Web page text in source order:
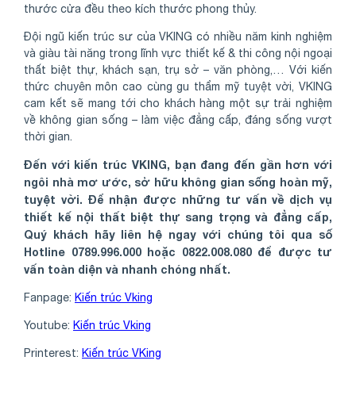
thước cửa đều theo kích thước phong thủy.
Đội ngũ kiến trúc sư của VKING có nhiều năm kinh nghiệm
và giàu tài năng trong lĩnh vực thiết kế & thi công nội ngoại
thất biệt thự, khách sạn, trụ sở – văn phòng,… Với kiến
thức chuyên môn cao cùng gu thẩm mỹ tuyệt vời, VKING
cam kết sẽ mang tới cho khách hàng một sự trải nghiệm
về không gian sống – làm việc đẳng cấp, đáng sống vượt
thời gian.
Đến với kiến trúc VKING, bạn đang đến gần hơn với
ngôi nhà mơ ước, sở hữu không gian sống hoàn mỹ,
tuyệt vời. Để nhận được những tư vấn về dịch vụ
thiết kế nội thất biệt thự sang trọng và đẳng cấp,
Quý khách hãy liên hệ ngay với chúng tôi qua số
Hotline 0789.996.000 hoặc 0822.008.080 để được tư
vấn toàn diện và nhanh chóng nhất.
Fanpage: Kiến trúc Vking
Youtube: Kiến trúc Vking
Printerest: Kiến trúc VKing